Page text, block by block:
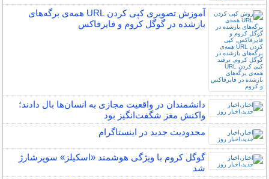
آموزش تصویری کپی کردن URL همه‌ی برگه‌های
بازشده در گوگل کروم و فایرفاکس
دانشمندان در واقعیت مجازی به انسان‌ها بال دادند؛
واکنش مغز شگفت‌انگیز بود
محدودیت جدید در اینستاگرام
گوگل کروم با ویژگی هوشمند «اسکیلز» سوپرشارژ
شد